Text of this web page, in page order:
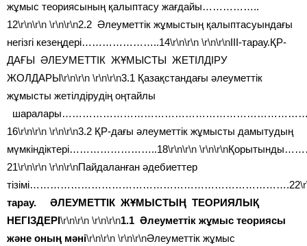
жұмыс теориясының қалыптасу жағдайы……………..
12\r\n\r\n \r\n\r\n2.2 Әлеуметтік жұмыстың қалыптасуындағы
негізгі кезеңдері…………………..14\r\n\r\n \r\n\r\nIII-тарау.ҚР-
ДАҒЫ ӘЛЕУМЕТТІК ЖҰМЫСТЫ ЖЕТІЛДІРУ
ЖОЛДАРЫ\r\n\r\n \r\n\r\n3.1 Қазақстандағы әлеуметтік
жұмысты жетілдірудің оңтайлы
16\r\n\r\n \r\n\r\n3.2 ҚР-дағы әлеуметтік жұмысты дамытудың
мүмкіндіктері……………………..18\r\n\r\n \r\n\r\n
21\r\n\r\n \r\n\r\nПайдаланған әдебиеттер
тізімі………………………………………………………………….22
тарау.
ӘЛЕУМЕТТІК ЖҰМЫСТЫҢ ТЕОРИЯЛЫҚ
НЕГІЗДЕРІ\r\n\r\n \r\n\r\n1.1 Әлеуметтік жұмыс теориясы
және оның мәні\r\n\r\n \r\n\r\nӘлеуметтік жұмыс